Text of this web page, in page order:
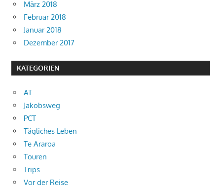
März 2018
Februar 2018
Januar 2018
Dezember 2017
KATEGORIEN
AT
Jakobsweg
PCT
Tägliches Leben
Te Araroa
Touren
Trips
Vor der Reise